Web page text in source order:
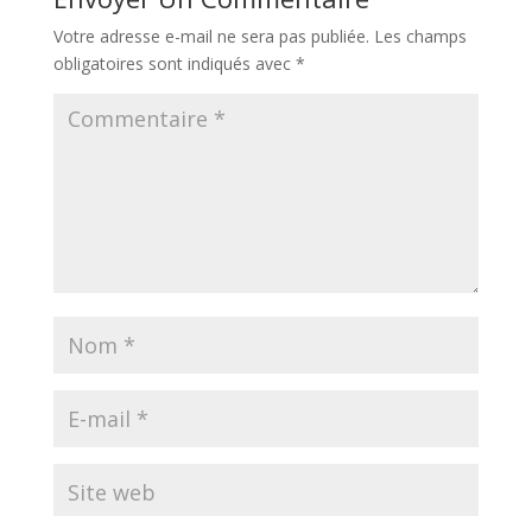
Votre adresse e-mail ne sera pas publiée. Les champs
obligatoires sont indiqués avec *